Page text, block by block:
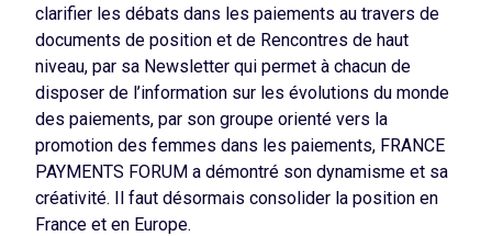
clarifier les débats dans les paiements au travers de
documents de position et de Rencontres de haut
niveau, par sa Newsletter qui permet à chacun de
disposer de l’information sur les évolutions du monde
des paiements, par son groupe orienté vers la
promotion des femmes dans les paiements, FRANCE
PAYMENTS FORUM a démontré son dynamisme et sa
créativité. Il faut désormais consolider la position en
France et en Europe.